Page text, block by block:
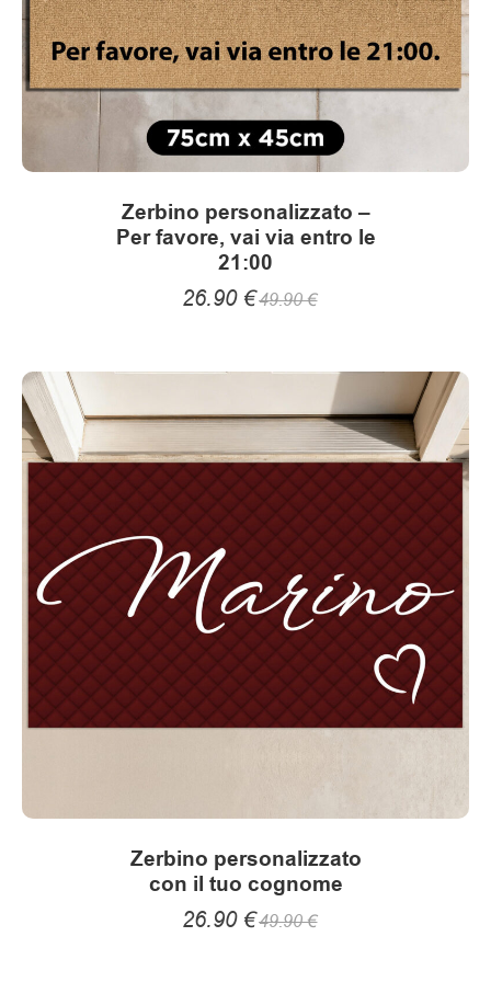
m
e
n
o
s
s
o
r
i
C
s
pagina
del
prodotto
Zerbino personalizzato –
Per favore, vai via entro le
21:00
26.90 €49.90€
Zerbino personalizzato
con il tuo cognome
26.90 €49.90€